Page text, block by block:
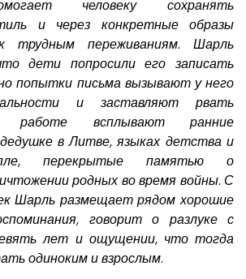
человеку сохранять
и через конкретные образы
трудным переживаниям. Шарль
дети попросили его записать
попытки письма вызывают у него
и заставляют рвать
всплывают ранние
в Литве, языках детства и
перекрытые памятью о
родных во время войны. С
Шарль размещает рядом хорошие
говорит о разлуке с
лет и ощущении, что тогда
одиноким и взрослым.